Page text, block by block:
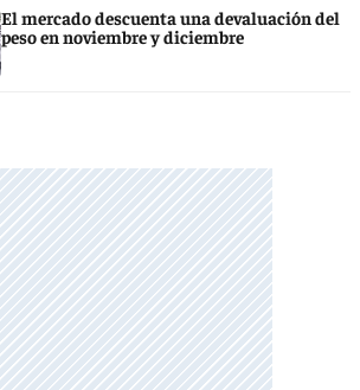
El mercado descuenta una devaluación del
peso en noviembre y diciembre